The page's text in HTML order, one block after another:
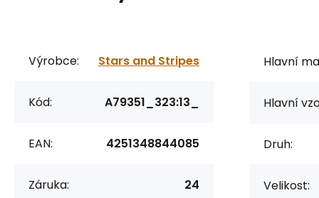
Výrobce: Stars and Stripes
Kód: A79351_323:13_
EAN: 4251348844085
Záruka: 24
Hlavní
Hlavní
Druh:
Velikost: